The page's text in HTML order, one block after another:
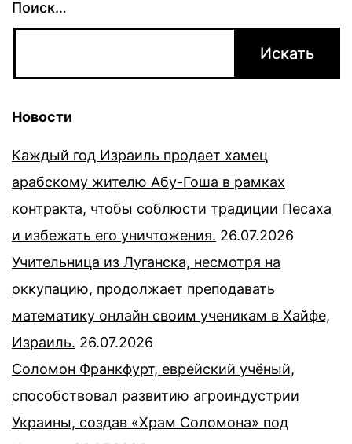
Поиск…
Новости
Каждый год Израиль продает хамец
арабскому жителю Абу-Гоша в рамках
контракта, чтобы соблюсти традиции Песаха
и избежать его уничтожения. 26.07.2026
Учительница из Луганска, несмотря на
оккупацию, продолжает преподавать
математику онлайн своим ученикам в Хайфе,
Израиль. 26.07.2026
Соломон Франкфурт, еврейский учёный,
способствовал развитию агроиндустрии
Украины, создав «Храм Соломона» под